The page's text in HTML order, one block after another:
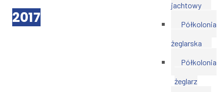
jachtowy
Półkolonia
żeglarska
Półkolonia
żeglarz
2017